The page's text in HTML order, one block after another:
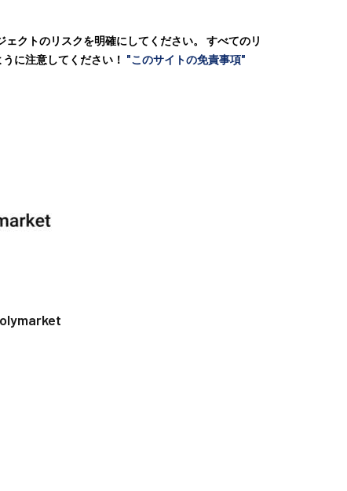
クトのリスクを明確にしてください。 すべてのリ
に注意してください！ "このサイトの免責事項"